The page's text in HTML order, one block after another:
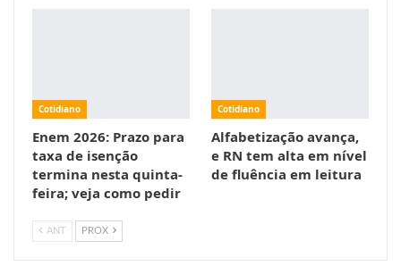
Cotidiano
Enem 2026: Prazo para
taxa de isenção
termina nesta quinta-
feira; veja como pedir
Cotidiano
Alfabetização avança,
e RN tem alta em nível
de fluência em leitura
ANT PROX